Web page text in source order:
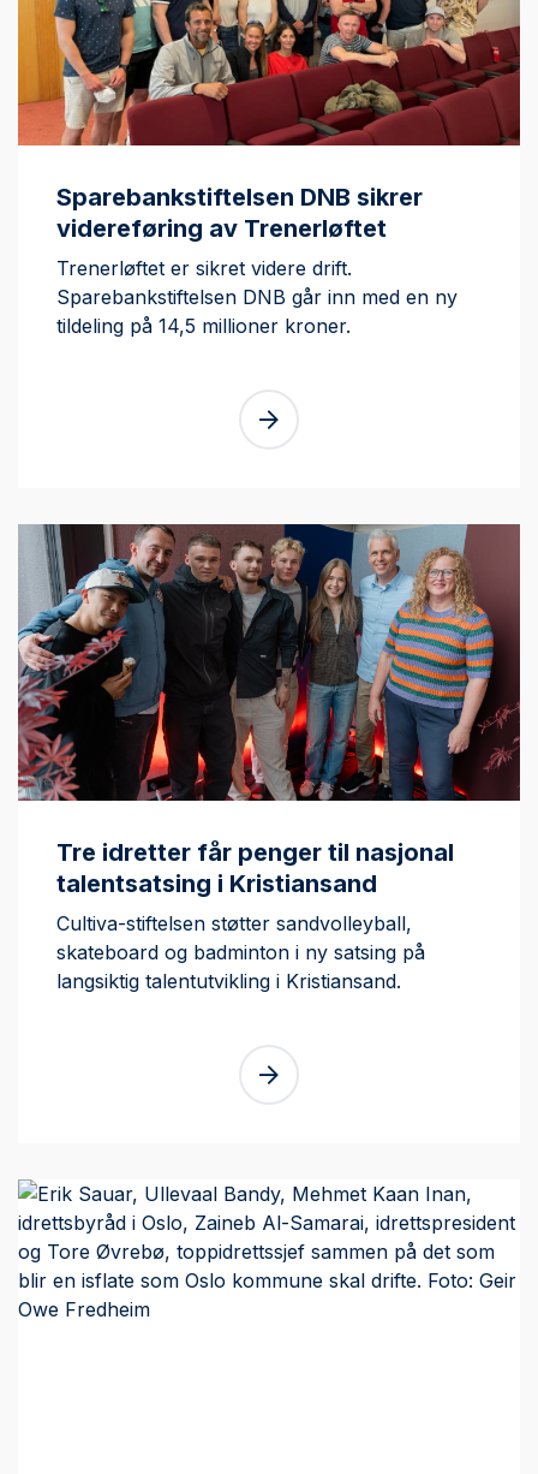
Sparebankstiftelsen DNB sikrer
videreføring av Trenerløftet
Trenerløftet er sikret videre drift.
Sparebankstiftelsen DNB går inn med en ny
tildeling på 14,5 millioner kroner.
Tre idretter får penger til nasjonal
talentsatsing i Kristiansand
Cultiva-stiftelsen støtter sandvolleyball,
skateboard og badminton i ny satsing på
langsiktig talentutvikling i Kristiansand.